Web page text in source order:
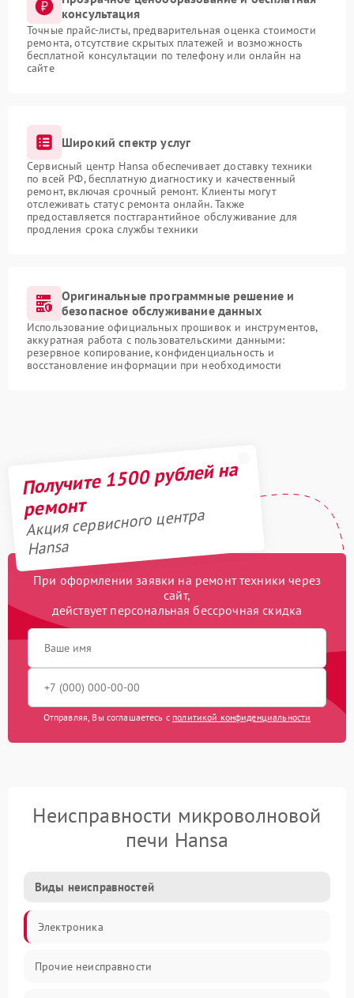
консультация
Точные прайс-листы, предварительная оценка стоимости
ремонта, отсутствие скрытых платежей и возможность
бесплатной консультации по телефону или онлайн на
сайте
Широкий спектр услуг
Сервисный центр Hansa обеспечивает доставку техники
по всей РФ, бесплатную диагностику и качественный
ремонт, включая срочный ремонт. Клиенты могут
отслеживать статус ремонта онлайн. Также
предоставляется постгарантийное обслуживание для
продления срока службы техники
Оригинальные программные решение и
безопасное обслуживание данных
Использование официальных прошивок и инструментов,
аккуратная работа с пользовательскими данными:
резервное копирование, конфиденциальность и
восстановление информации при необходимости
Получите 1500 рублей на
ремонт
Акция сервисного центра
Hansa
При оформлении заявки на ремонт техники через
сайт,
действует персональная бессрочная скидка
Отправляя, Вы соглашаетесь с политикой конфиденциальности
Неисправности микроволновой
печи Hansa
Виды неисправностей
Электроника
Прочие неисправности